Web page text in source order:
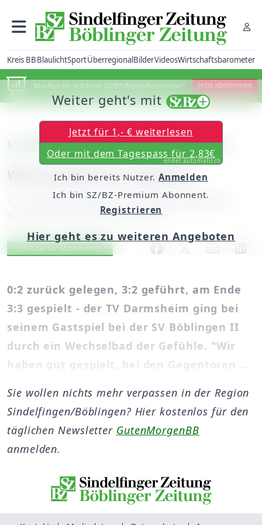
Kreis BBBlaulichtSportÜberregionalBilderVideosWirtschaftsbarometer
Machen Sie mit beim SZ/BZ-Bürgerbarometer! Jetzt abstimmen
SV Böblingen II - TV Darmsheim 3:3 (2:1)
Wechselbad der Gefühle
unserem Mitarbeiter Thomas Oberdorfer
Montag, 19. April 2010, 00:00 Uhr
Artikel vorlesen
Exklusiv für Abonnenten
0:2 zurück gelegen, 3:2 geführt, am Ende
3:3 gespielt - der TV Darmsheim ging bei
seinem Gastspiel bei der SV Böblingen II
durch ein Wechselbad der Gefühle. "Wir
haben gut gespielt, bei den Gegentoren ...
Weiter geht's mit
Jetzt für 1,- € weiterlesen
Oder mit dem Tagespass für 2,83€
endet automatisch
Ich bin bereits Nutzer. Anmelden
Ich bin SZ/BZ-Premium Abonnent.
Registrieren
Hier geht es zu weiteren Angeboten
Sie wollen nichts mehr verpassen in der Region
Sindelfingen/Böblingen? Hier kostenlos für den
täglichen Newsletter GutenMorgenBB
anmelden.